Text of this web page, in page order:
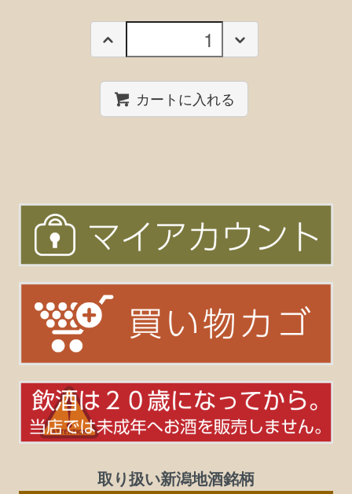
カートに入れる
取り扱い新潟地酒銘柄